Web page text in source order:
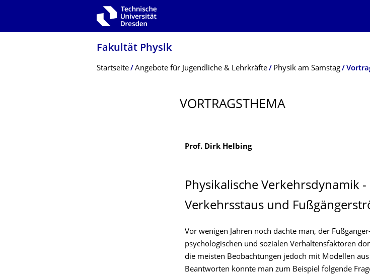
Zur Hauptnavigation springen
Fakultät Physik
Breadcrumb-Menü
Startseite Angebote für Jugendliche & Lehrkräfte Physik am Samstag
VORTRAGSTHEMA
Prof. Dirk Helbing
Physikalische Verkehrsdynamik -
Verkehrsstaus und
Vor wenigen Jahren noch dachte man, der
psychologischen und sozialen Verhaltensfaktoren
die meisten Beobachtungen jedoch mit Modellen
Beantworten konnte man zum Beispiel folgende